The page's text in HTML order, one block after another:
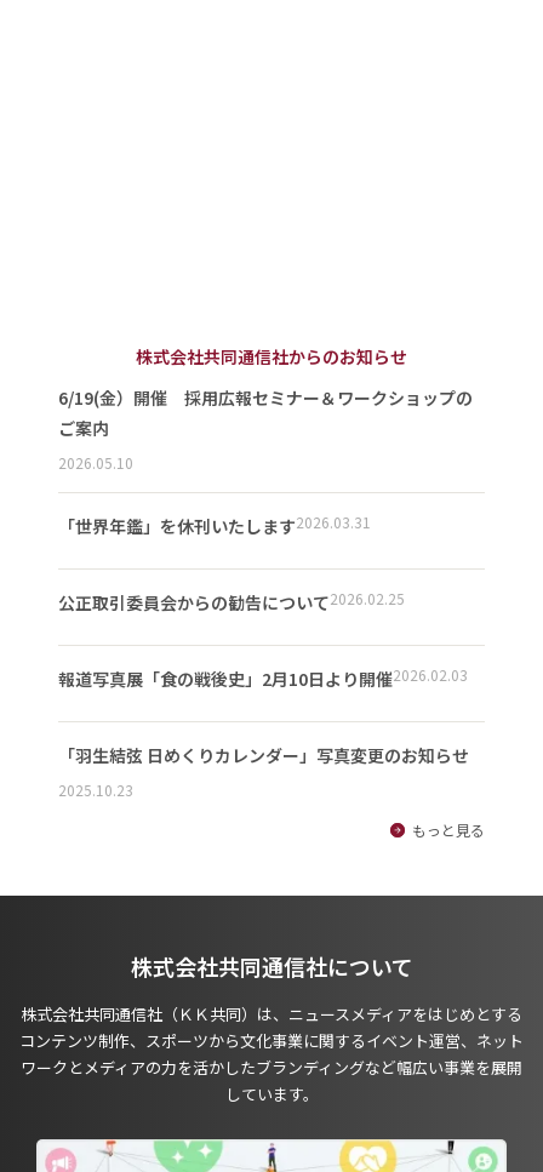
株式会社共同通信社からのお知らせ
6/19(金）開催 採用広報セミナー＆ワークショップの
ご案内
2026.05.10
「世界年鑑」を休刊いたします2026.03.31
公正取引委員会からの勧告について2026.02.25
報道写真展「食の戦後史」2月10日より開催2026.02.03
「羽生結弦 日めくりカレンダー」写真変更のお知らせ
2025.10.23
もっと見る
株式会社共同通信社について
株式会社共同通信社（ＫＫ共同）は、ニュースメディアをはじめとする
コンテンツ制作、スポーツから文化事業に関するイベント運営、ネット
ワークとメディアの力を活かしたブランディングなど幅広い事業を展開
しています。